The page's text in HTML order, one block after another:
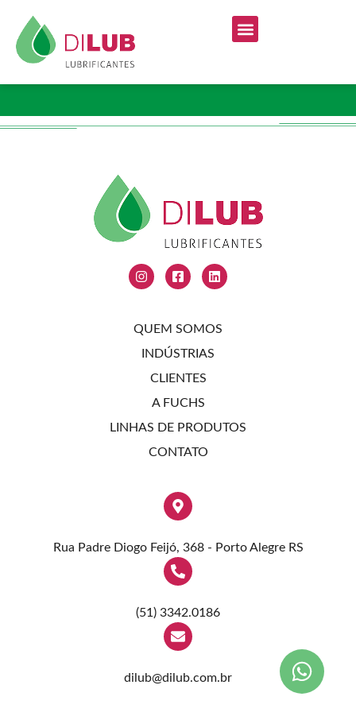
QUEM SOMOS
INDÚSTRIAS
CLIENTES
A FUCHS
LINHAS DE PRODUTOS
CONTATO
Rua Padre Diogo Feijó, 368 - Porto Alegre RS
(51) 3342.0186
dilub@dilub.com.br